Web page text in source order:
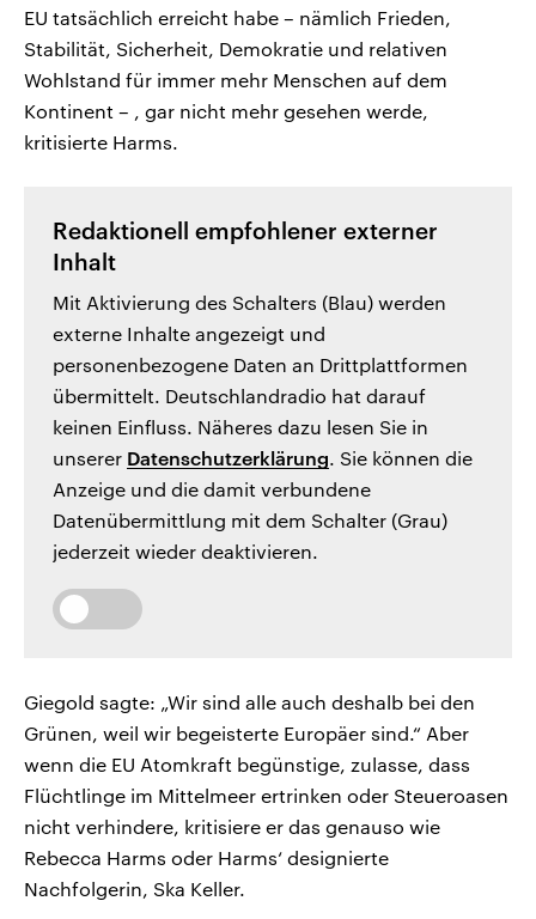
EU tatsächlich erreicht habe – nämlich Frieden,
Stabilität, Sicherheit, Demokratie und relativen
Wohlstand für immer mehr Menschen auf dem
Kontinent – , gar nicht mehr gesehen werde,
kritisierte Harms.
Redaktionell empfohlener externer
Inhalt
Mit Aktivierung des Schalters (Blau) werden
externe Inhalte angezeigt und
personenbezogene Daten an Drittplattformen
übermittelt. Deutschlandradio hat darauf
keinen Einfluss. Näheres dazu lesen Sie in
unserer Datenschutzerklärung. Sie können die
Anzeige und die damit verbundene
Datenübermittlung mit dem Schalter (Grau)
jederzeit wieder deaktivieren.
Giegold sagte: „Wir sind alle auch deshalb bei den
Grünen, weil wir begeisterte Europäer sind.“ Aber
wenn die EU Atomkraft begünstige, zulasse, dass
Flüchtlinge im Mittelmeer ertrinken oder Steueroasen
nicht verhindere, kritisiere er das genauso wie
Rebecca Harms oder Harms‘ designierte
Nachfolgerin, Ska Keller.